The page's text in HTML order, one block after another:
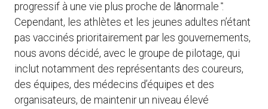
progressif à une vie plus proche de la̎normale ̎.
Cependant, les athlètes et les jeunes adultes n’étant
pas vaccinés prioritairement par les gouvernements,
nous avons décidé, avec le groupe de pilotage, qui
inclut notamment des représentants des coureurs,
des équipes, des médecins d’équipes et des
organisateurs, de maintenir un niveau élevé